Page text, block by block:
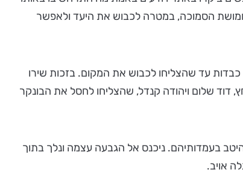
בית הספר לשוטרים וגבעת התחמושת הסמוכה, במטרה לכבוש את היעד ולאפשר
עד שהצליחו לכבוש את המקום. בזכות שירו
דוד שלום ויהודה קנדל, שהצליחו לחסל את הבונקר
בעמדותיהם. ניכנס אל הגבעה עצמה ונלך בתוך
אויב.